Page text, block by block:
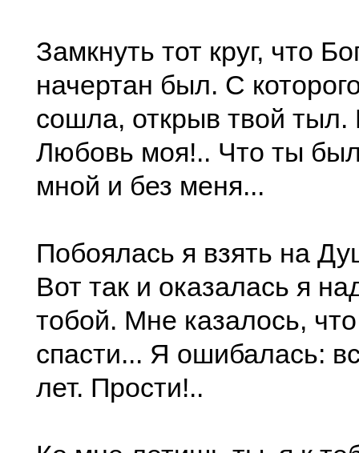
Замкнуть тот круг, что
начертан был. С
сошла, открыв твой тыл.
Любовь моя!.. Что ты был
мной и без меня...
Побоялась я взять на
Вот так и оказалась я
тобой. Мне казалось,
спасти... Я ошибалась:
лет. Прости!..